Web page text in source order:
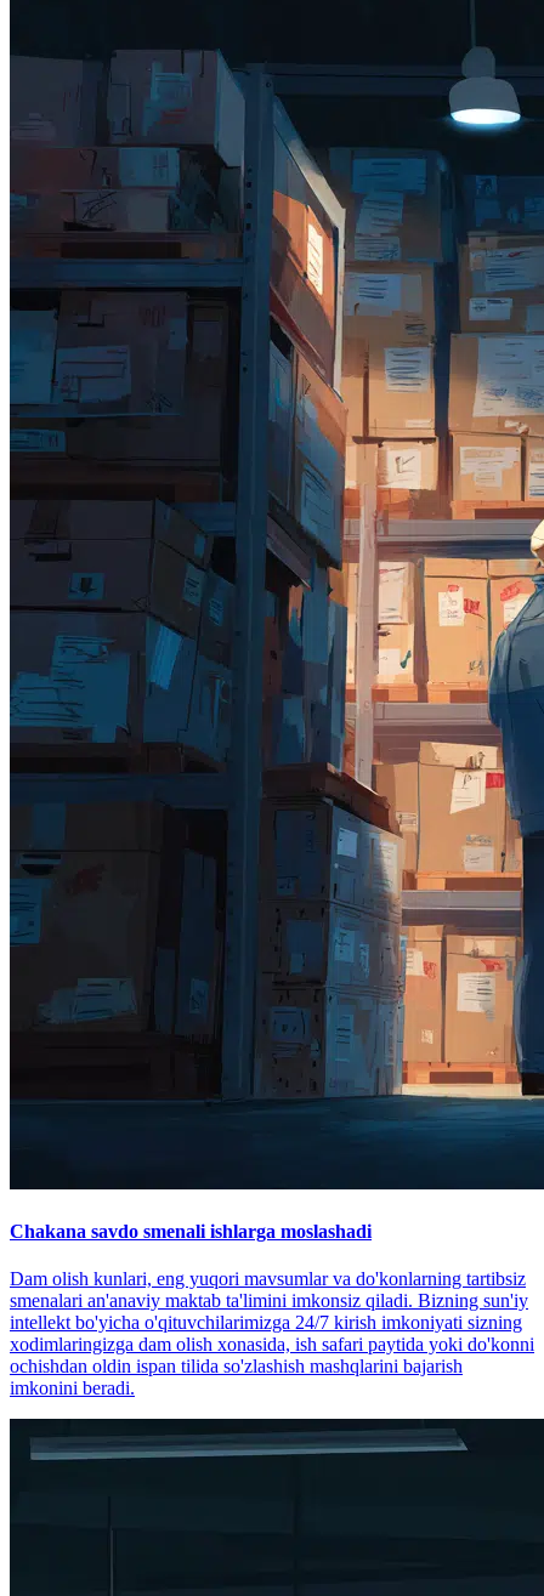
Chakana savdo smenali ishlarga moslashadi
Dam olish kunlari, eng yuqori mavsumlar va do'konlarning tartibsiz
smenalari an'anaviy maktab ta'limini imkonsiz qiladi. Bizning sun'iy
intellekt bo'yicha o'qituvchilarimizga 24/7 kirish imkoniyati sizning
xodimlaringizga dam olish xonasida, ish safari paytida yoki do'konni
ochishdan oldin ispan tilida so'zlashish mashqlarini bajarish
imkonini beradi.